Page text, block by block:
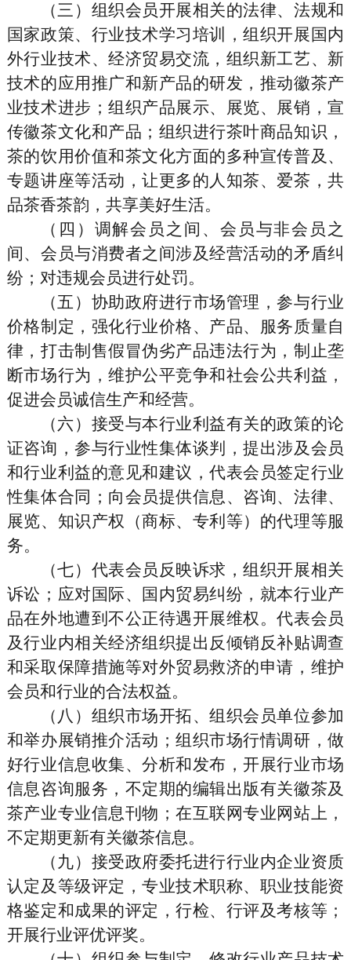
（三）组织会员开展相关的法律、法规和
国家政策、行业技术学习培训，组织开展国内
外行业技术、经济贸易交流，组织新工艺、新
技术的应用推广和新产品的研发，推动徽茶产
业技术进步；组织产品展示、展览、展销，宣
传徽茶文化和产品；组织进行茶叶商品知识，
茶的饮用价值和茶文化方面的多种宣传普及、
专题讲座等活动，让更多的人知茶、爱茶，共
品茶香茶韵，共享美好生活。
（四）调解会员之间、会员与非会员之
间、会员与消费者之间涉及经营活动的矛盾纠
纷；对违规会员进行处罚。
（五）协助政府进行市场管理，参与行业
价格制定，强化行业价格、产品、服务质量自
律，打击制售假冒伪劣产品违法行为，制止垄
断市场行为，维护公平竞争和社会公共利益，
促进会员诚信生产和经营。
（六）接受与本行业利益有关的政策的论
证咨询，参与行业性集体谈判，提出涉及会员
和行业利益的意见和建议，代表会员签定行业
性集体合同；向会员提供信息、咨询、法律、
展览、知识产权（商标、专利等）的代理等服
务。
（七）代表会员反映诉求，组织开展相关
诉讼；应对国际、国内贸易纠纷，就本行业产
品在外地遭到不公正待遇开展维权。代表会员
及行业内相关经济组织提出反倾销反补贴调查
和采取保障措施等对外贸易救济的申请，维护
会员和行业的合法权益。
（八）组织市场开拓、组织会员单位参加
和举办展销推介活动；组织市场行情调研，做
好行业信息收集、分析和发布，开展行业市场
信息咨询服务，不定期的编辑出版有关徽茶及
茶产业专业信息刊物；在互联网专业网站上，
不定期更新有关徽茶信息。
（九）接受政府委托进行行业内企业资质
认定及等级评定，专业技术职称、职业技能资
格鉴定和成果的评定，行检、行评及考核等；
开展行业评优评奖。